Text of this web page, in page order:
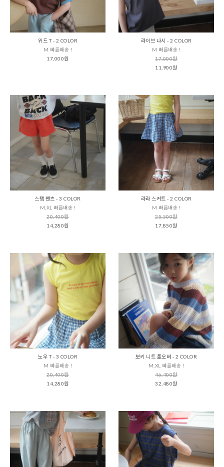
위드 T - 2 COLOR
M 빠른배송 !
17,000원
라이브 나시 - 2 COLOR
M 빠른배송 !
17,000원
11,900원
스탭 팬츠 - 3 COLOR
M,XL 빠른배송 !
20,400원
14,280원
라라 스커트 - 2 COLOR
M 빠른배송 !
25,500원
17,850원
노우 T - 3 COLOR
M 빠른배송 !
20,400원
14,280원
보키 니트 풀오버 - 2 COLOR
M,XL 빠른배송 !
46,400원
32,480원